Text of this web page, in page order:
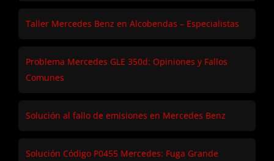
Taller Mercedes Benz en Alcobendas – Especialistas
Problema Mercedes GLE 350d: Opiniones y Fallos
Comunes
Solución al fallo de emisiones en Mercedes Benz
Solución Código P0455 Mercedes: Fuga Grande